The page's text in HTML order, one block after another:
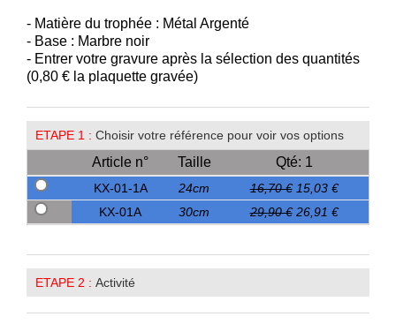
- Matière du trophée : Métal Argenté
- Base : Marbre noir
- Entrer votre gravure après la sélection des quantités
(0,80 € la plaquette gravée)
ETAPE 1 : Choisir votre référence pour voir vos options
Article n° Taille Qté: 1
KX-01-1A 24cm 16,70 € 15,03 €
KX-01A
30cm 29,90 € 26,91 €
ETAPE 2 : Activité